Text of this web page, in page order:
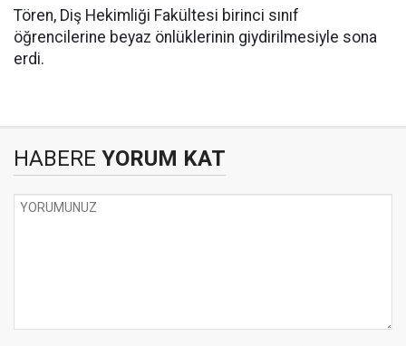
Tören, Diş Hekimliği Fakültesi birinci sınıf
öğrencilerine beyaz önlüklerinin giydirilmesiyle sona
erdi.
HABERE YORUM KAT